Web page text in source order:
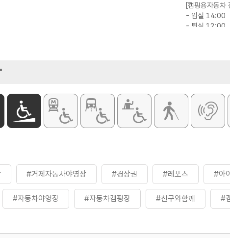
[캠핑용자동차
- 입실 14:00
- 퇴실 12:00
30,000원
용야영지 35,000원
원~130,000원
홈페이지 참조 및 전화 문의 요망
#거제자동차야영장 #경상권 #레포츠 #아
#자동차야영장 #자동차캠핑장 #친구와함께 #